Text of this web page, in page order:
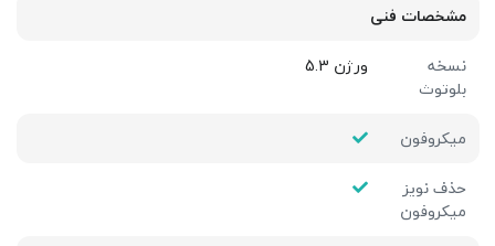
مشخصات فنی
نسخه
بلوتوث
ورژن 5.3
میکروفون
حذف نویز
میکروفون